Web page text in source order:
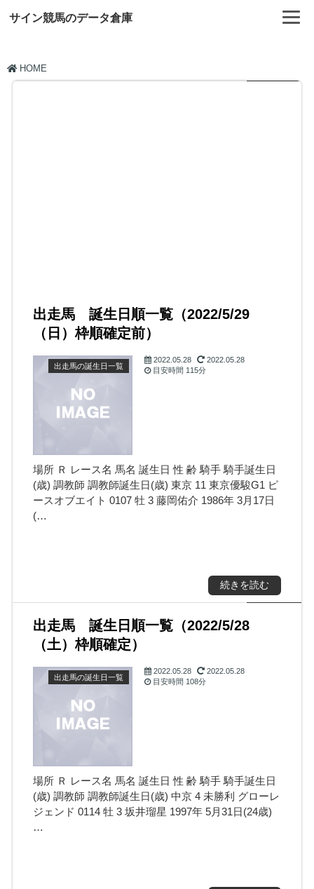
サイン競馬のデータ倉庫
HOME
出走馬 誕生日順一覧（2022/5/29
（日）枠順確定前）
出走馬の誕生日一覧
2022.05.28
2022.05.28
目安時間 115分
場所 Ｒ レース名 馬名 誕生日 性 齢 騎手 騎手誕生日
(歳) 調教師 調教師誕生日(歳) 東京 11 東京優駿G1 ピ
ースオブエイト 0107 牡 3 藤岡佑介 1986年 3月17日
(…
続きを読む
出走馬 誕生日順一覧（2022/5/28
（土）枠順確定）
出走馬の誕生日一覧
2022.05.28
2022.05.28
目安時間 108分
場所 Ｒ レース名 馬名 誕生日 性 齢 騎手 騎手誕生日
(歳) 調教師 調教師誕生日(歳) 中京 4 未勝利 グローレ
ジェンド 0114 牡 3 坂井瑠星 1997年 5月31日(24歳)
…